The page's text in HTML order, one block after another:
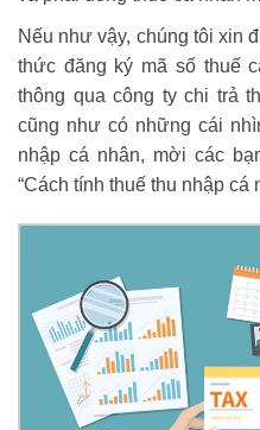
Nếu như vậy, chúng tôi xin
thức đăng ký mã số thuế
thông qua công ty chi trả
cũng như có những cái
nhập cá nhân, mời các
“Cách tính thuế thu nhập cá